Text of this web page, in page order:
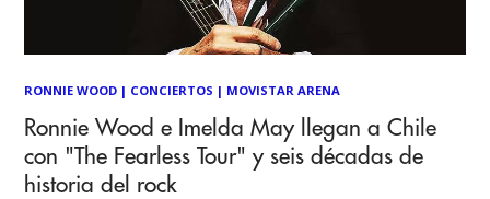
RONNIE WOOD | CONCIERTOS | MOVISTAR ARENA
Ronnie Wood e Imelda May llegan a Chile
con "The Fearless Tour" y seis décadas de
historia del rock